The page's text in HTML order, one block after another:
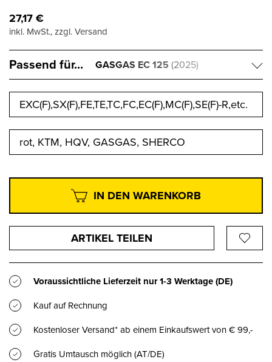
27,17€
inkl. MwSt., zzgl. Versand
Passend für... GASGAS EC 125 (2025)
EXC(F),SX(F),FE,TE,TC,FC,EC(F),MC(F),SE(F)-R,etc.
rot, KTM, HQV, GASGAS, SHERCO
IN DEN WARENKORB
ARTIKEL TEILEN
Voraussichtliche Lieferzeit nur1-3 Werktage(DE)
Kauf auf Rechnung
Kostenloser Versand* ab einem Einkaufswert von € 99,-
Gratis Umtausch möglich (AT/DE)